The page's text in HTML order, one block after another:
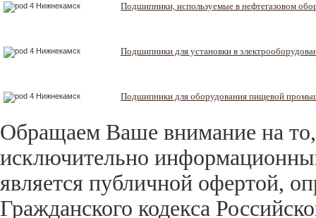
Подшипники, используемые в нефтегазовом
Подшипники для установки в
Подшипники для оборудования пищевой
Обращаем Ваше внимание на
исключительно
является публичной офертой,
Гражданского кодекса